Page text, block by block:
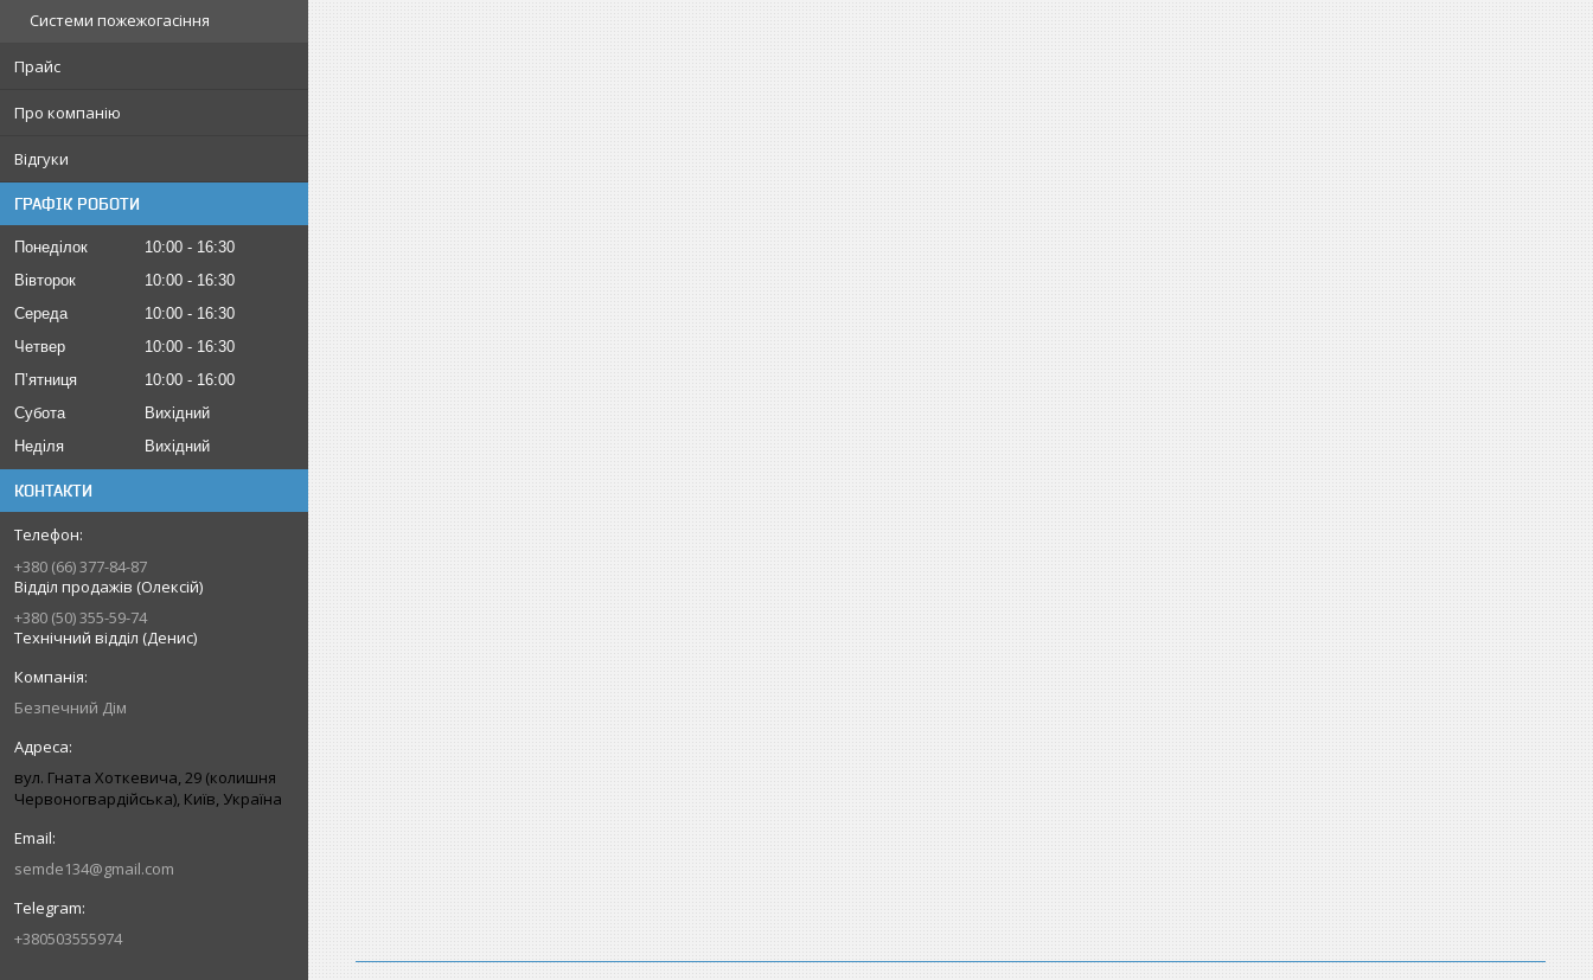
Системи пожежогасіння
Прайс
Про компанію
Відгуки
ГРАФІК РОБОТИ
Понеділок 10:00
16:30
Вівторок
10:00
16:30
Середа
10:00
16:30
Четвер
10:00
16:30
Пʼятниця
10:00
16:00
Субота
Вихідний
Неділя
Вихідний
КОНТАКТИ
+380 (66) 377-84-87
Відділ продажів (Олексій)
+380 (50) 355-59-74
Технічний відділ (Денис)
Безпечний Дім
вул. Гната Хоткевича, 29 (колишня
Червоногвардійська), Київ, Україна
semde134@gmail.com
+380503555974